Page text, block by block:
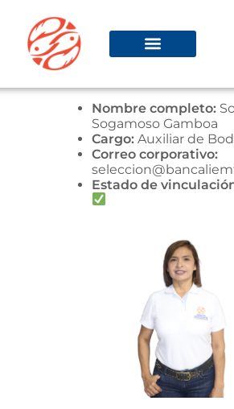
Nombre completo:
Sogamoso Gamboa
Cargo: Auxiliar de
Correo corporativo:
Estado de